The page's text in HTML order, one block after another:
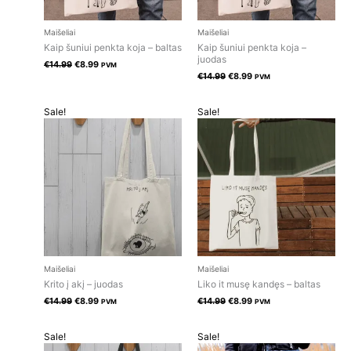
Maišeliai
Kaip šuniui penkta koja – baltas
€14.99 €8.99 PVM
Maišeliai
Kaip šuniui penkta koja –
juodas
€14.99 €8.99 PVM
Sale!
Maišeliai
Krito į akį – juodas
€14.99
price
was:
€8.99
price
PVM
Sale!
Maišeliai
Liko it musę kandęs – baltas
€14.99
price
was:
€14.99.
€8.99
price
is:
€8.99.
PVM
Sale!
price price
Sale!
price price